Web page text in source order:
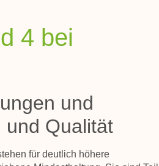
4 bei
und
und Qualität
für deutlich höhere